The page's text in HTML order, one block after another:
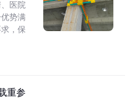
医院
势满
，保
重参